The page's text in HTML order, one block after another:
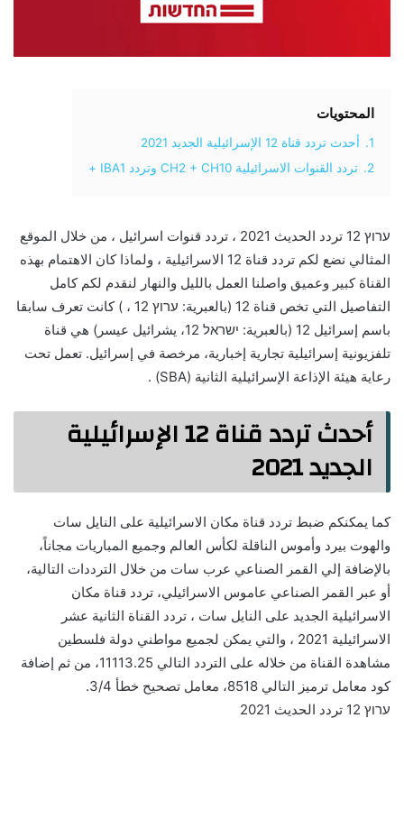
المحتويات
1.
أحدث تردد قناة 12 الإسرائيلية الجديد 2021
2.
تردد القنوات الاسرائيلية CH2 + CH10 وتردد IBA1 +
ערוץ 12 تردد الحديث 2021 ، تردد قنوات اسرائيل ، من خلال الموقع
المثالي نضع لكم تردد قناة 12 الاسرائيلية ، ولماذا كان الاهتمام بهذه
القناة كبير وعميق واصلنا العمل بالليل والنهار لنقدم لكم كامل
التفاصيل التي تخص قناة 12 (بالعبرية: ערוץ 12 ، ) كانت تعرف سابقا
باسم إسرائيل 12 (بالعبرية: ישראל 12، يشرائيل عيسر) هي قناة
تلفزيونية إسرائيلية تجارية إخبارية، مرخصة في إسرائيل. تعمل تحت
رعاية هيئة الإذاعة الإسرائيلية الثانية (SBA) .
أحدث تردد قناة 12 الإسرائيلية
الجديد 2021
كما يمكنكم ضبط تردد قناة مكان الاسرائيلية على النايل سات
والهوت بيرد وأموس الناقلة لكأس العالم وجميع المباريات مجاناً،
بالإضافة إلي القمر الصناعي عرب سات من خلال الترددات التالية،
أو عبر القمر الصناعي عاموس الاسرائيلي، تردد قناة مكان
الاسرائيلية الجديد على النايل سات ، تردد القناة الثانية عشر
الاسرائيلية 2021 ، والتي يمكن لجميع مواطني دولة فلسطين
مشاهدة القناة من خلاله على التردد التالي 11113.25، من ثم إضافة
كود معامل ترميز التالي 8518، معامل تصحيح خطأ 3/4.
ערוץ 12 تردد الحديث 2021